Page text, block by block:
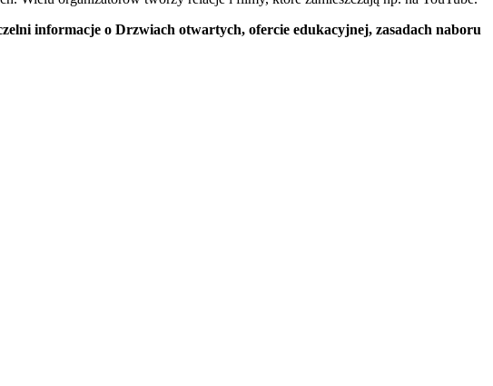
informacje o Drzwiach otwartych, ofercie edukacyjnej, zasadach naboru